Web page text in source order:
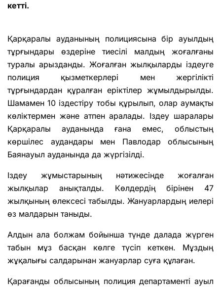
кетті.
Қарқаралы ауданының полициясына бір ауылдың
тұрғындары өздеріне тиесілі малдың жоғалғаны
туралы арызданды. Жоғалған жылқыларды іздеуге
полиция қызметкерлері мен жергілікті
тұрғындардан құралған еріктілер жұмылдырылды.
Шамамен 10 іздестіру тобы құрылып, олар аумақты
көліктермен және атпен аралады. Іздеу шаралары
Қарқаралы ауданында ғана емес, облыстың
көршілес аудандары мен Павлодар облысының
Баянауыл ауданында да жүргізілді.
Іздеу жұмыстарының нәтижесінде жоғалған
жылқылар анықталды. Көлдердің бірінен 47
жылқының өлексесі табылды. Жануарлардың иелері
өз малдарын таныды.
Алдын ала болжам бойынша түнде далада жүрген
табын мұз басқан көлге түсіп кеткен. Мұздың
жұқалығы салдарынан жануарлар суға құлаған.
Қарағанды облысының полиция департаменті ауыл